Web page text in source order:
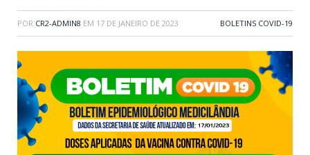
POR CR2-ADMIN8 EM 17 DE JANEIRO DE 2023 BOLETINS COVID-19